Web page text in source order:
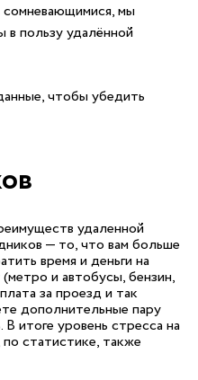
мы
в пользу удалённой
чтобы убедить
удаленной
— то, что вам больше
время и деньги на
и автобусы, бензин,
за проезд и так
дополнительные пару
В итоге уровень стресса на
статистике, также